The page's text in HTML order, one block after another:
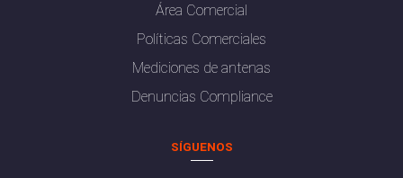
Área Comercial
Políticas Comerciales
Mediciones de antenas
Denuncias Compliance
SÍGUENOS